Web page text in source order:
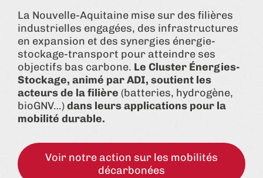
La Nouvelle-Aquitaine mise sur des filières
industrielles engagées, des infrastructures
en expansion et des synergies énergie-
stockage-transport pour atteindre ses
objectifs bas carbone. Le Cluster Énergies-
Stockage, animé par ADI, soutient les
acteurs de la filière (batteries, hydrogène,
bioGNV…)dans leurs applications pour la
mobilité durable.
Voir notre action sur les mobilités
décarbonées